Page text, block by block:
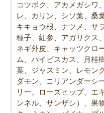
コツボク、アカメガシワ
レ、カリン、シソ葉、桑
キキョウ根、ナツメ、サ
種子、紅参、アガリクス
ネギ外皮、キャッツクロ
ム、ハイビスカス、月桂
葉、ジャスミン、レモン
ダモン、コリアンダーシ
リー、ローズヒップ、エ
ンネル、サンザシ）、果